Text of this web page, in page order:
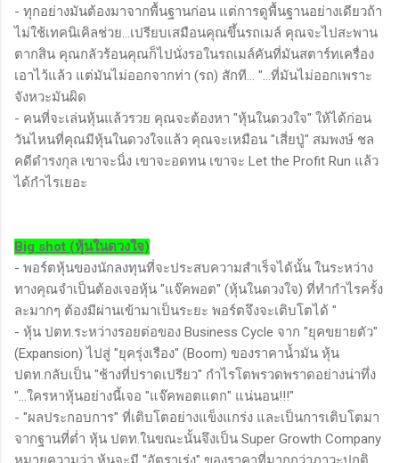
- ทุกอย่างมันต้องมาจากพื้นฐานก่อน แต่การดูพื้นฐานอย่างเดียวถ้า
ไม่ใช้เทคนิเคิลช่วย...เปรียบเสมือนคุณขึ้นรถเมล์ คุณจะไปสะพาน
ตากสิน คุณกลัวร้อนคุณก็ไปนั่งรอในรถเมล์คันที่มันสตาร์ทเครื่อง
เอาไว้แล้ว แต่มันไม่ออกจากท่า (รถ) สักที... "...ที่มันไม่ออกเพราะ
จังหวะมันผิด
- คนที่จะเล่นหุ้นแล้วรวย คุณจะต้องหา "หุ้นในดวงใจ" ให้ได้ก่อน
วันไหนที่คุณมีหุ้นในดวงใจแล้ว คุณจะเหมือน "เสี่ยปู่" สมพงษ์ ชล
คดีดำรงกุล เขาจะนิ่ง เขาจะอดทน เขาจะ Let the Profit Run แล้ว
ได้กำไรเยอะ
Big shot (หุ้นในดวงใจ)
- พอร์ตหุ้นของนักลงทุนที่จะประสบความสำเร็จได้นั้น ในระหว่าง
ทางคุณจำเป็นต้องเจอหุ้น "แจ๊คพอต" (หุ้นในดวงใจ) ที่ทำกำไรครั้ง
ละมากๆ ต้องมีผ่านเข้ามาเป็นระยะ พอร์ตจึงจะเติบโตได้ "
- หุ้น ปตท.ระหว่างรอยต่อของ Business Cycle จาก "ยุคขยายตัว"
(Expansion) ไปสู่ "ยุครุ่งเรือง" (Boom) ของราคาน้ำมัน หุ้น
ปตท.กลับเป็น "ช้างที่ปราดเปรียว" กำไรโตพรวดพราดอย่างน่าทึ่ง
"...ใครหาหุ้นอย่างนี้เจอ "แจ๊คพอตแตก" แน่นอน!!!"
- "ผลประกอบการ" ที่เติบโตอย่างแข็งแกร่ง และเป็นการเติบโตมา
จากฐานที่ต่ำ หุ้น ปตท.ในขณะนั้นจึงเป็น Super Growth Company